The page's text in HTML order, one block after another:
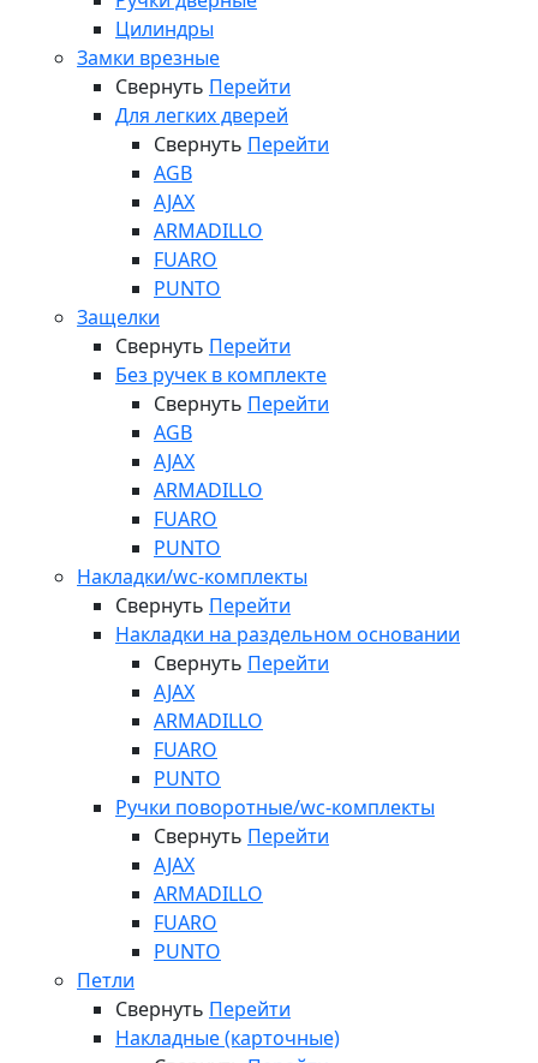
Цилиндры
Замки врезные
Свернуть Перейти
Для легких дверей
Свернуть Перейти
AGB
AJAX
ARMADILLO
FUARO
PUNTO
Защелки
Свернуть Перейти
Без ручек в комплекте
Свернуть Перейти
AGB
AJAX
ARMADILLO
FUARO
PUNTO
Накладки/wc-комплекты
Свернуть Перейти
Накладки на раздельном основании
Свернуть Перейти
AJAX
ARMADILLO
FUARO
PUNTO
Ручки поворотные/wc-комплекты
Свернуть Перейти
AJAX
ARMADILLO
FUARO
PUNTO
Петли
Свернуть Перейти
Накладные (карточные)